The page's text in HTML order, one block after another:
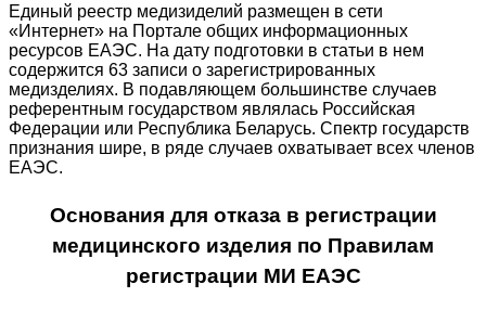
Единый реестр медизиделий размещен в сети
«Интернет» на Портале общих информационных
ресурсов ЕАЭС. На дату подготовки в статьи в нем
содержится 63 записи о зарегистрированных
медизделиях. В подавляющем большинстве случаев
референтным государством являлась Российская
Федерации или Республика Беларусь. Спектр государств
признания шире, в ряде случаев охватывает всех членов
ЕАЭС.
Основания для отказа в регистрации
медицинского изделия по Правилам
регистрации МИ ЕАЭС